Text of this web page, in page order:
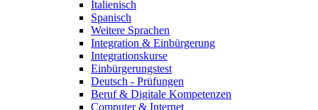
Italienisch
Spanisch
Weitere Sprachen
Integration & Einbürgerung
Integrationskurse
Einbürgerungstest
Deutsch - Prüfungen
Beruf & Digitale Kompetenzen
Computer & Internet